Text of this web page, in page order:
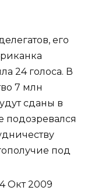
его
24 голоса. В
7 млн
сданы в
подозревался
под
Окт 2009